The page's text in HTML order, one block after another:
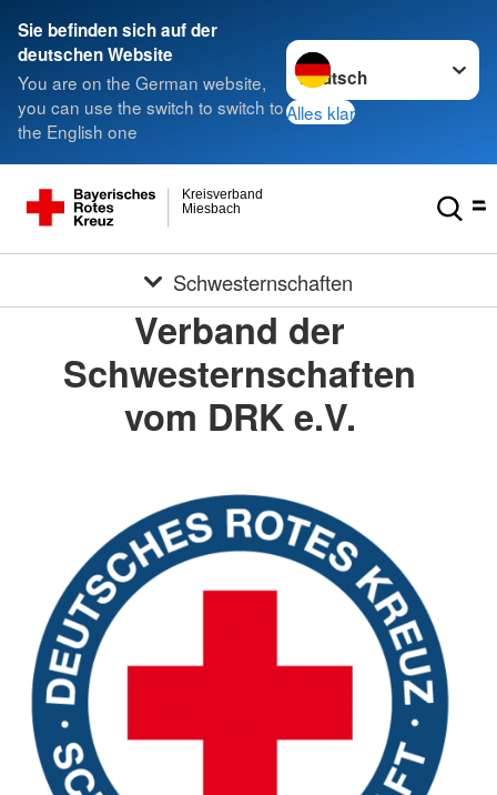
Sie befinden sich auf der
deutschen Website
You are on the German website,
you can use the switch to switch to
the English one
Sprache wechseln zu
Alles klar
Miesbach
Kreisverband
Schwesternschaften
Verband der
Schwesternschaften
vom DRK e.V.